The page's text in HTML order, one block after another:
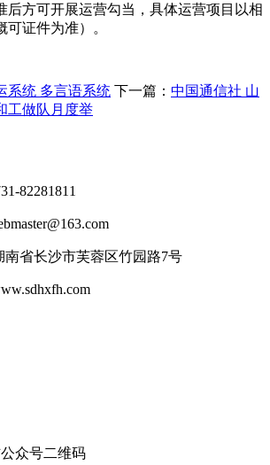
后方可开展运营勾当，具体运营项目以相
证件为准）。
系统 多言语系统 下一篇： 中国通信社 山
工做队月度举
82281811
南省长沙市芙蓉区竹园路7号